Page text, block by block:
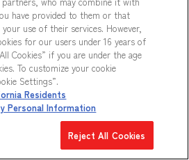
have provided to them or that
use of their services. However,
for our users under 16 years of
Cookies” if you are under the age
To customize your cookie
Settings”.
Residents
Personal Information
Reject All Cookies